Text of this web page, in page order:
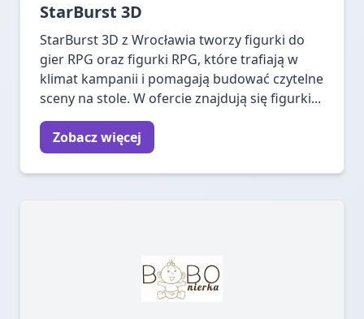
StarBurst 3D
StarBurst 3D z Wrocławia tworzy figurki do
gier RPG oraz figurki RPG, które trafiają w
klimat kampanii i pomagają budować czytelne
sceny na stole. W ofercie znajdują się figurki...
Zobacz więcej